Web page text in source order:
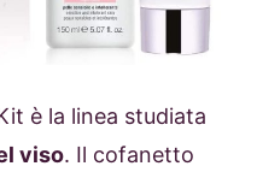
è la linea studiata
viso. Il cofanetto